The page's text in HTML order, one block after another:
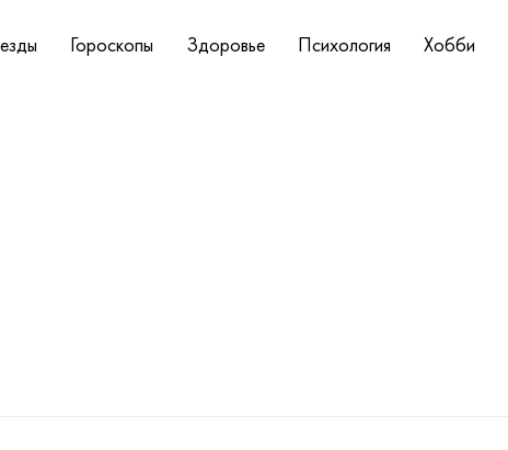
Гороскопы Здоровье Психология Хобби